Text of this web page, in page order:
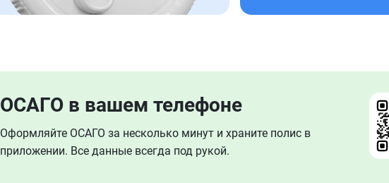
ОСАГО в вашем телефоне
Оформляйте ОСАГО за несколько минут и храните полис в
приложении. Все данные всегда под рукой.